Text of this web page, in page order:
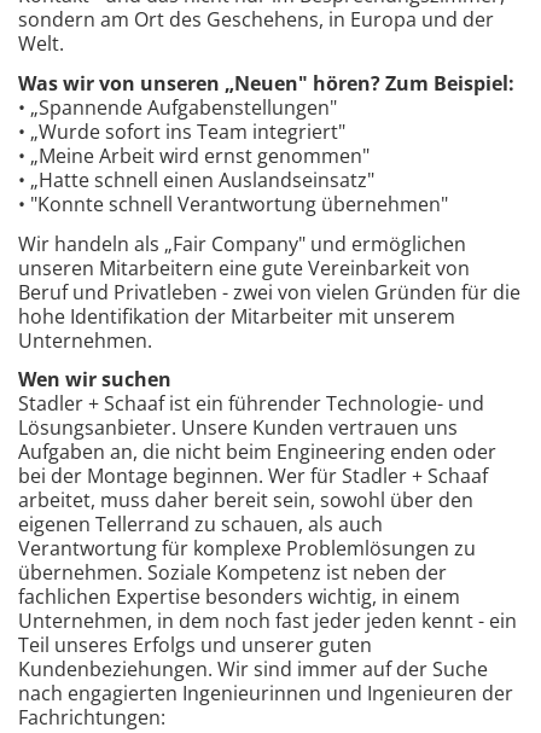
sondern am Ort des Geschehens, in Europa und der
Welt.
Was wir von unseren „Neuen" hören? Zum Beispiel:
• „Spannende Aufgabenstellungen"
• „Wurde sofort ins Team integriert"
• „Meine Arbeit wird ernst genommen"
• „Hatte schnell einen Auslandseinsatz"
• "Konnte schnell Verantwortung übernehmen"
Wir handeln als „Fair Company" und ermöglichen
unseren Mitarbeitern eine gute Vereinbarkeit von
Beruf und Privatleben - zwei von vielen Gründen für die
hohe Identifikation der Mitarbeiter mit unserem
Unternehmen.
Wen wir suchen
Stadler + Schaaf ist ein führender Technologie- und
Lösungsanbieter. Unsere Kunden vertrauen uns
Aufgaben an, die nicht beim Engineering enden oder
bei der Montage beginnen. Wer für Stadler + Schaaf
arbeitet, muss daher bereit sein, sowohl über den
eigenen Tellerrand zu schauen, als auch
Verantwortung für komplexe Problemlösungen zu
übernehmen. Soziale Kompetenz ist neben der
fachlichen Expertise besonders wichtig, in einem
Unternehmen, in dem noch fast jeder jeden kennt - ein
Teil unseres Erfolgs und unserer guten
Kundenbeziehungen. Wir sind immer auf der Suche
nach engagierten Ingenieurinnen und Ingenieuren der
Fachrichtungen: